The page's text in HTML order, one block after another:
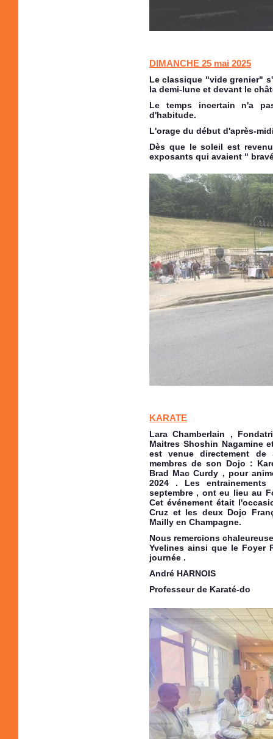
DIMANCHE 25 mai 2025
Le classique "vide grenier"
la demi-lune et devant le
Le temps incertain n'a
d'habitude.
L'orage du début d'après-
Dès que le soleil est
exposants qui avaient "
KARATE
Lara Chamberlain ,
Maitres Shoshin Nagamine
est venue directement de
membres de son Dojo :
Brad Mac Curdy , pour
2024 . Les
septembre , ont eu lieu au
Cet événement était
Cruz et les deux Dojo
Mailly en Champagne.
Nous remercions
Yvelines ainsi que le Foyer
journée .
André HARNOIS
Professeur de Karaté-do